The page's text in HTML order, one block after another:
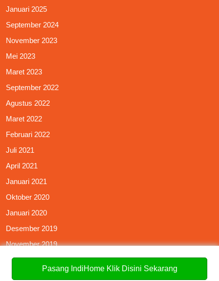
Januari 2025
September 2024
November 2023
Mei 2023
Maret 2023
September 2022
Agustus 2022
Maret 2022
Februari 2022
Juli 2021
April 2021
Januari 2021
Oktober 2020
Januari 2020
Desember 2019
November 2019
Oktober 2019
Pasang IndiHome Klik Disini Sekarang